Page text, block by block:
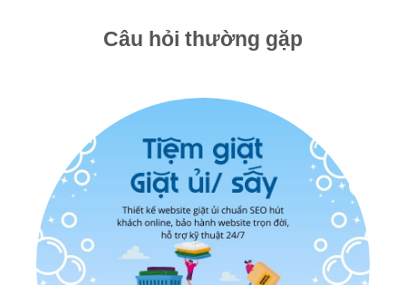
Câu hỏi thường gặp